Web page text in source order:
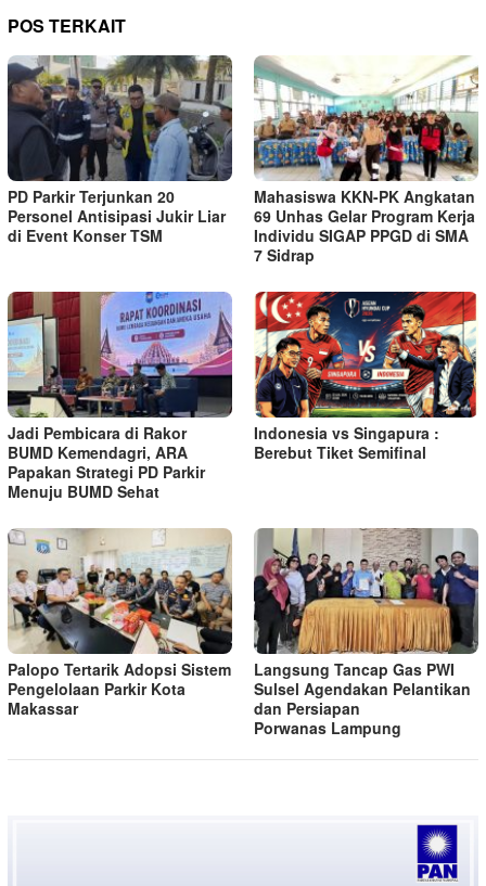
POS TERKAIT
PD Parkir Terjunkan 20
Personel Antisipasi Jukir Liar
di Event Konser TSM
Mahasiswa KKN-PK Angkatan
69 Unhas Gelar Program Kerja
Individu SIGAP PPGD di SMA
7 Sidrap
Jadi Pembicara di Rakor
BUMD Kemendagri, ARA
Papakan Strategi PD Parkir
Menuju BUMD Sehat
Indonesia vs Singapura :
Berebut Tiket Semifinal
Palopo Tertarik Adopsi Sistem
Pengelolaan Parkir Kota
Makassar
Langsung Tancap Gas PWI
Sulsel Agendakan Pelantikan
dan Persiapan
Porwanas Lampung